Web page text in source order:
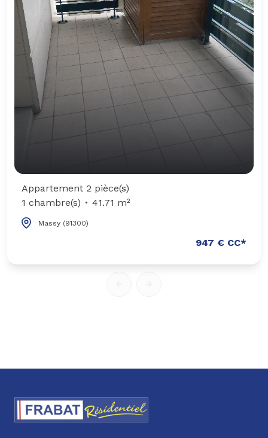
Appartement 2 pièce(s)
1 chambre(s)
41.71 m²
Massy (91300)
947 € CC*